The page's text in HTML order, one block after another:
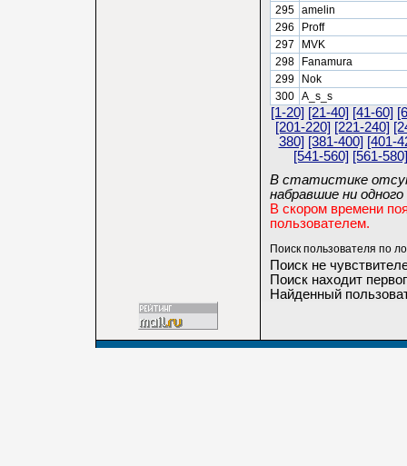
295 amelin
296
Proff
297
MVK
298
Fanamura
299
Nok
300 A_s_s
[1-20] [21-40] [41-60]
[201-220] [221-240]
380] [381-400] [401-
[541-560] [561-580]
В статистике
набравшие ни одного
В скором времени
пользователем.
Поиск пользователя по
Поиск не
Поиск находит
Найденный